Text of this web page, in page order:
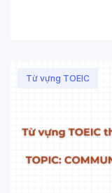
Từ vựng TOEIC